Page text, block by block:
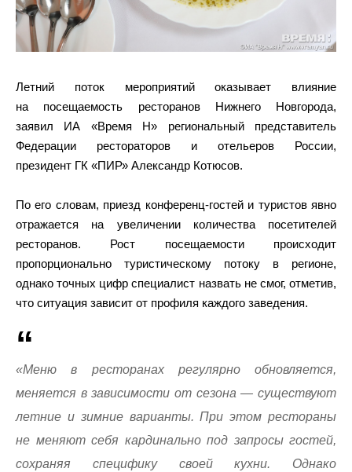
Летний поток мероприятий оказывает влияние
на посещаемость ресторанов Нижнего Новгорода,
заявил ИА «Время Н» региональный представитель
Федерации рестораторов и отельеров России,
президент ГК «ПИР» Александр Котюсов.
По его словам, приезд конференц-гостей и туристов явно
отражается на увеличении количества посетителей
ресторанов. Рост посещаемости происходит
пропорционально туристическому потоку в регионе,
однако точных цифр специалист назвать не смог, отметив,
что ситуация зависит от профиля каждого заведения.
«Меню в ресторанах регулярно обновляется,
меняется в зависимости от сезона — существуют
летние и зимние варианты. При этом рестораны
не меняют себя кардинально под запросы гостей,
сохраняя специфику своей кухни. Однако